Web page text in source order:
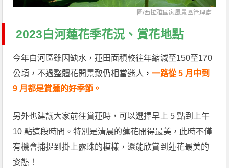
圖/西拉雅國家風景區管理處
2023白河蓮花季花況、賞花地點
今年白河區雖因缺水，蓮田面積較往年縮減至150至170
公頃，不過整體花開景致仍相當迷人 ，一路從 5 月中到
9 月都是賞蓮的好季節。
另外也建議大家前往賞蓮時，可以選擇早上 5 點到上午
10 點這段時間。特別是清晨的蓮花開得最美，此時不僅
有機會捕捉到掛上露珠的模樣，還能欣賞到蓮花最美的
姿態！